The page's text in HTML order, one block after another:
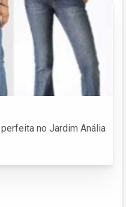
no Jardim Anália